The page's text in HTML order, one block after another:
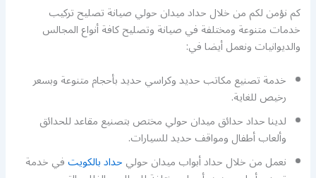
كم نؤمن لكم من خلال حداد ميدان حولي صيانة تصليح تركيب
خدمات متنوعة ومختلفة في صيانة وتصليح كافة أنواع المجالس
والديوانيات ونعمل أيضا في:
خدمة تصنيع مكاتب حديد وكراسي حديد بأحجام متنوعة وبسعر
رخيص للغاية.
لدينا حداد حدائق ميدان حولي مختص بتصنيع مقاعد للحدائق
وألعاب أطفال ومواقف حديد للسيارات.
نعمل من خلال حداد أبواب ميدان حوليحداد بالكويتفي خدمة